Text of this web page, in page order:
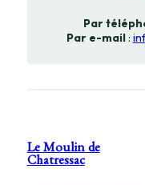
Par
Par e-mail:
Le Moulin de
Chatressac